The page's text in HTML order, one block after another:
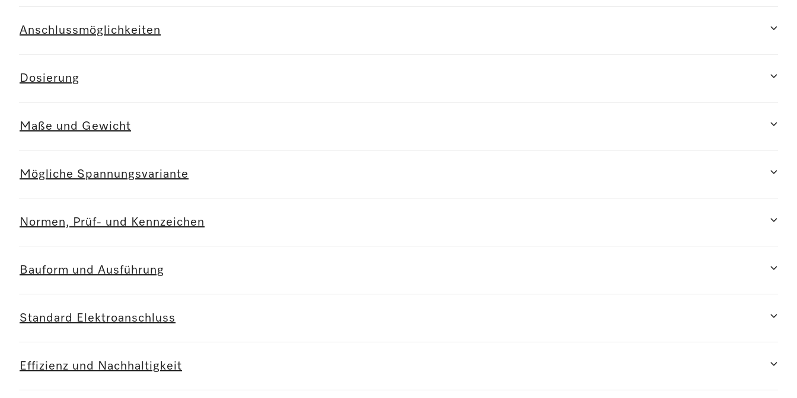
Anschlussmöglichkeiten
Dosierung
Maße und Gewicht
Mögliche Spannungsvariante
Normen, Prüf- und Kennzeichen
Bauform und Ausführung
Standard Elektroanschluss
Effizienz und Nachhaltigkeit